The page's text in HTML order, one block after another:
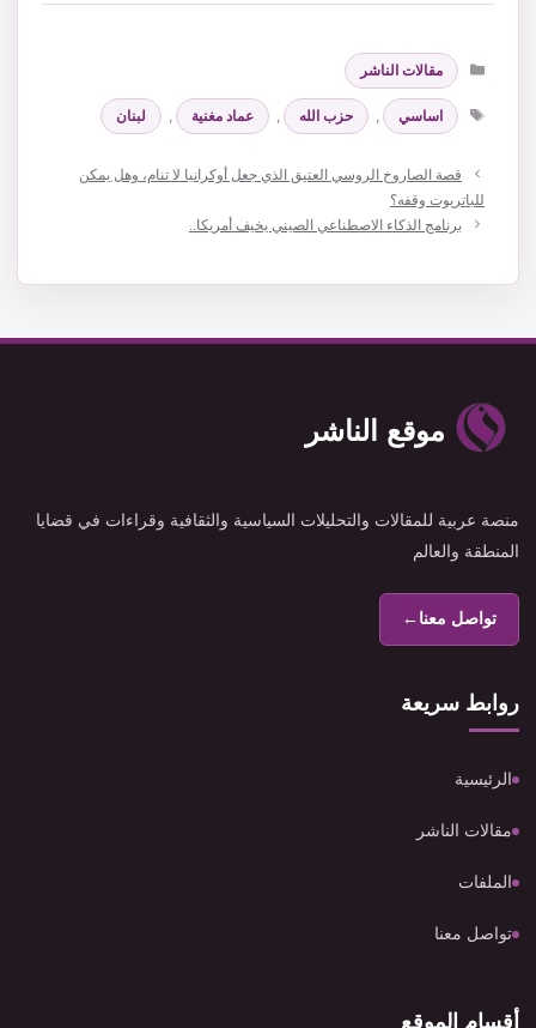
التصنيفات
مقالات الناشر
الوسوم
اساسي حزب الله عماد مغنية لبنان
قصة الصاروخ الروسي العتيق الذي جعل أوكرانيا لا تنام، وهل يمكن
للباتريوت وقفه؟
برنامج الذكاء الاصطناعي الصيني يخيف أمريكا..
موقع الناشر
منصة عربية للمقالات والتحليلات السياسية والثقافية وقراءات في قضايا
المنطقة والعالم
تواصل معنا←
روابط سريعة
الرئيسية
مقالات الناشر
الملفات
تواصل معنا
أقسام الموقع